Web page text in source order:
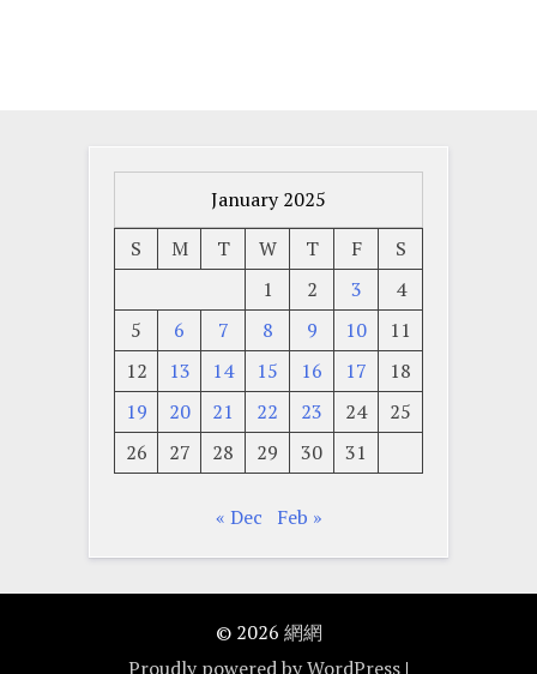
January 2025
S
M T W T F
S
1
2 3
4
5
6 7 8 9 10
11
12
13 14 15 16 17
18
19
20 21 22 23 24
25
26
27 28 29 30 31
« Dec Feb »
© 2026 網網
Proudly powered by WordPress |